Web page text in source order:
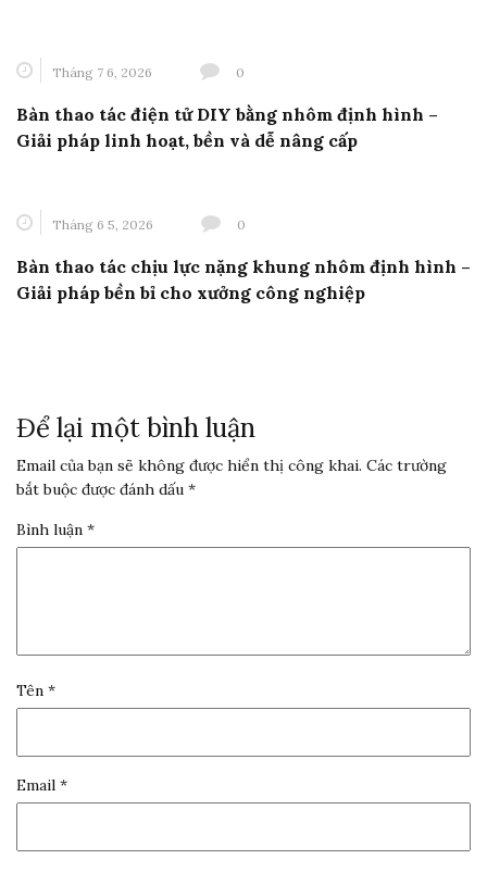
Tháng 7 6, 2026 0
Bàn thao tác điện tử DIY bằng nhôm định hình –
Giải pháp linh hoạt, bền và dễ nâng cấp
Tháng 6 5, 2026 0
Bàn thao tác chịu lực nặng khung nhôm định hình –
Giải pháp bền bỉ cho xưởng công nghiệp
Để lại một bình luận
Email của bạn sẽ không được hiển thị công khai. Các trường
bắt buộc được đánh dấu *
Bình luận *
Tên *
Email *